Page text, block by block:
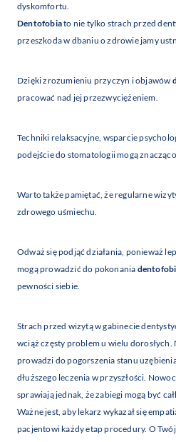
dyskomfortu.
Dentofobiato nie tylko strach przed
przeszkoda w dbaniu o zdrowie jamy
Dzięki zrozumieniu przyczyn i objawów
pracować nad jej przezwyciężeniem.
Techniki relaksacyjne, wsparcie
podejście do stomatologii mogą
Warto także pamiętać, że regularne
zdrowego uśmiechu.
Odważ się podjąć działania, ponieważ
mogą prowadzić do pokonania
pewności siebie.
Strach przed wizytą w gabinecie
wciąż częsty problem u wielu
prowadzi do pogorszenia stanu
dłuższego leczenia w przyszłości.
sprawiają jednak, że zabiegi mogą być
Ważne jest, aby lekarz wykazał się
pacjentowi każdy etap procedury. O